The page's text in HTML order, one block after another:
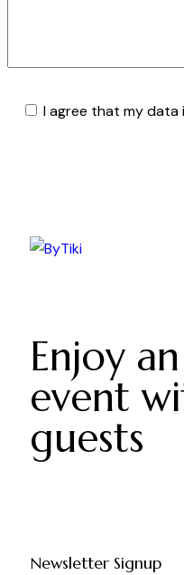
I agree that my data
Enjoy
event
guests
Newsletter Signup